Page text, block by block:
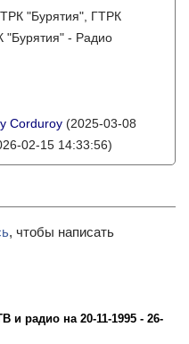
"Бурятия", ГТРК
"Бурятия" - Радио
Corduroy (2025-03-08
02-15 14:33:56)
, чтобы написать
и радио на 20-11-1995 - 26-